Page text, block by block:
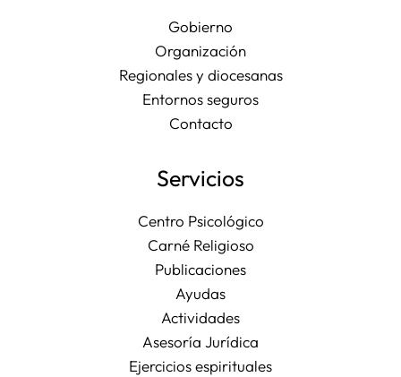
Gobierno
Organización
Regionales y diocesanas
Entornos seguros
Contacto
Servicios
Centro Psicológico
Carné Religioso
Publicaciones
Ayudas
Actividades
Asesoría Jurídica
Ejercicios espirituales